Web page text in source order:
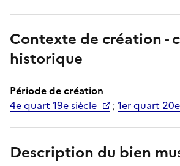
Contexte de création -
historique
Période de création
4e quart 19e siècle
;1er quart
Description du bien